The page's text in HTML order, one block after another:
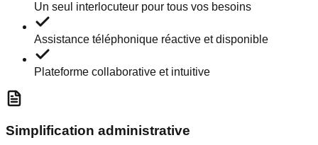
Un seul interlocuteur pour tous vos besoins
Assistance téléphonique réactive et disponible
Plateforme collaborative et intuitive
Simplification administrative